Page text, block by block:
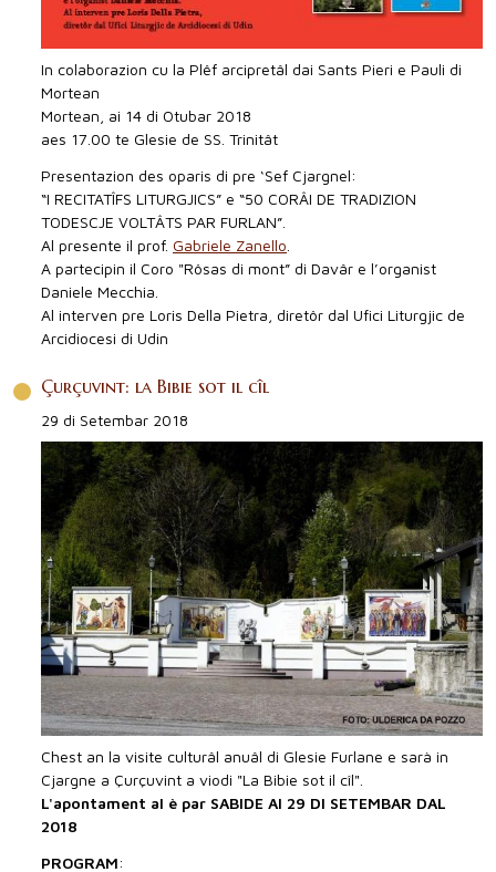
In colaborazion cu la Plêf arcipretâl dai Sants Pieri e Pauli di
Mortean
Mortean, ai 14 di Otubar 2018
aes 17.00 te Glesie de SS. Trinitât
Presentazion des oparis di pre ‘Sef Cjargnel:
“I RECITATÎFS LITURGJICS” e “50 CORÂI DE TRADIZION
TODESCJE VOLTÂTS PAR FURLAN”.
Al presente il prof. Gabriele Zanello
A partecipin il Coro "Rôsas di mont” di Davâr e l’organist
Daniele Mecchia.
Al interven pre Loris Della Pietra, diretôr dal Ufici Liturgjic de
Arcidiocesi di Udin
Çurçuvint: la Bibie sot il cîl
29 di Setembar 2018
Chest an la visite culturâl anuâl di Glesie Furlane e sarà in
Cjargne a Çurçuvint a viodi "La Bibie sot il cîl".
L'apontament al è par SABIDE AI 29 DI SETEMBAR DAL
2018
PROGRAM: